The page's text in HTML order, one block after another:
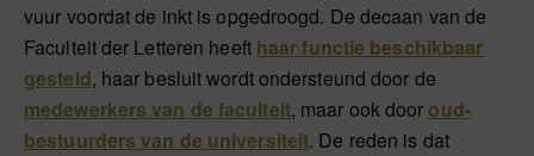
vuur voordat de inkt is opgedroogd. De decaan van de
Faculteit der Letteren heeft haar functie beschikbaar
gesteld, haar besluit wordt ondersteund door de
medewerkers van de faculteit, maar ook dooroud-
bestuurders van de universiteit. De reden is dat